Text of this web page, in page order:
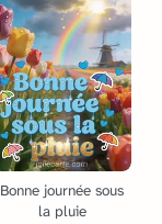
Bonne journée sous
la pluie